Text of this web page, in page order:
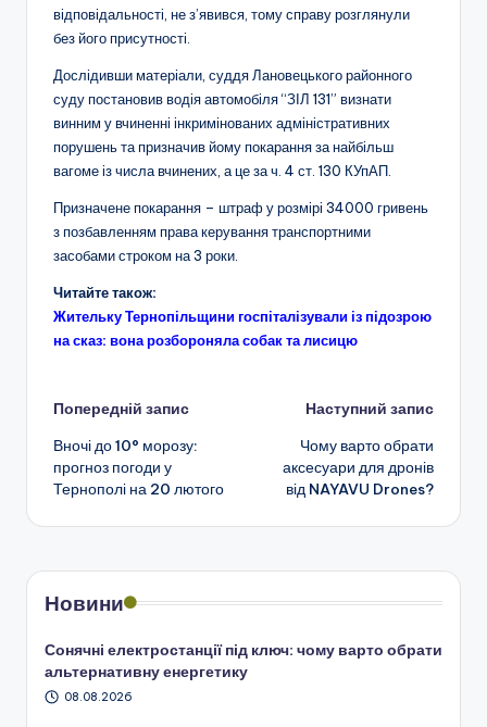
відповідальності, не з’явився, тому справу розглянули
без його присутності.
Дослідивши матеріали, суддя Лановецького районного
суду постановив водія автомобіля “ЗІЛ 131” визнати
винним у вчиненні інкримінованих адміністративних
порушень та призначив йому покарання за найбільш
вагоме із числа вчинених, а це за ч. 4 ст. 130 КУпАП.
Призначене покарання – штраф у розмірі 34000 гривень
з позбавленням права керування транспортними
засобами строком на 3 роки.
Читайте також:
Жительку Тернопільщини госпіталізували із підозрою
на сказ: вона розбороняла собак та лисицю
Навігація
по
запису
Попередній запис
Вночі до 10° морозу:
прогноз погоди у
Тернополі на 20 лютого
Наступний запис
Чому варто обрати
аксесуари для дронів
від NAYAVU Drones?
Новини
Сонячні електростанції під ключ: чому варто обрати
альтернативну енергетику
08.08.2026